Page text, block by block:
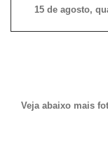
15 de agosto,
Veja abaixo mais